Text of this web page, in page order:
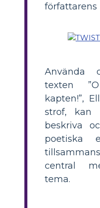
författarens
Använda
texten
kapten!”,
strof, kan
beskriva
poetiska
central
tema.